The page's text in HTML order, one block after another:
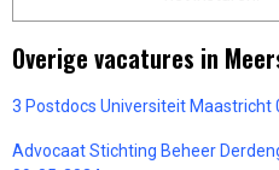
Overige vacatures in
3 Postdocs Universiteit Maastricht
Advocaat Stichting Beheer